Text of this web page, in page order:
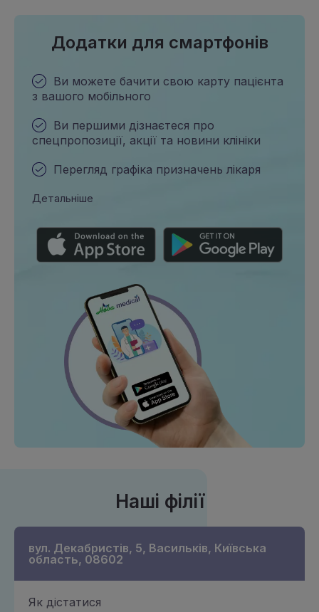
Додатки для смартфонів
Ви можете бачити свою карту пацієнта
з вашого мобільного
Ви першими дізнаєтеся про
спецпропозиції, акції та новини клініки
Перегляд графіка призначень лікаря
Детальніше
Наші філії
вул. Декабристів, 5, Васильків, Київська
область, 08602
Як дістатися